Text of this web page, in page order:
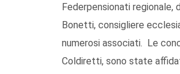
Federpensionati regionale,
Bonetti, consigliere
numerosi associati. Le
Coldiretti, sono state